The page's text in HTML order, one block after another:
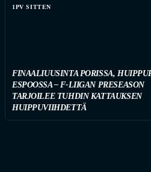
1PV SITTEN
FINAALIUUSINTA PORISSA,
ESPOOSSA – F-LIIGAN PRESEASON
TARJOILEE TUHDIN KATTAUKSEN
HUIPPUVIIHDETTÄ